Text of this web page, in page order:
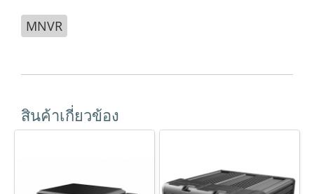
MNVR
สินค้าเกี่ยวข้อง